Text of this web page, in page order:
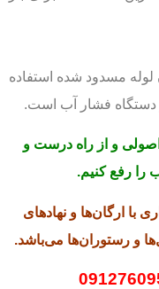
لوله مسدود شده استفاده
دستگاه فشار آب است.
اصولی و از راه درست و
را رفع کنیم.
با ارگان‌ها و نهادهای
و رستوران‌ها می‌باشد.